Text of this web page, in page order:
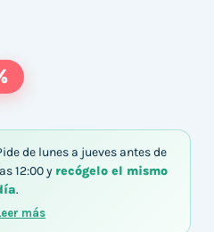
de lunes a jueves antes de
12:00 y recógelo el mismo
.
más